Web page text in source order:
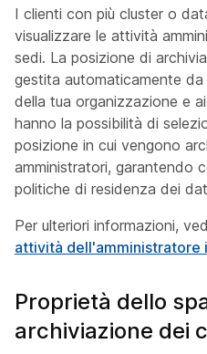
I clienti con più cluster o
visualizzare le attività
sedi. La posizione di
gestita automaticamente
della tua organizzazione e
hanno la possibilità di
posizione in cui vengono
amministratori, garantendo
politiche di residenza dei
Per ulteriori informazioni,
attività dell'amministratore
Proprietà dello
archiviazione dei